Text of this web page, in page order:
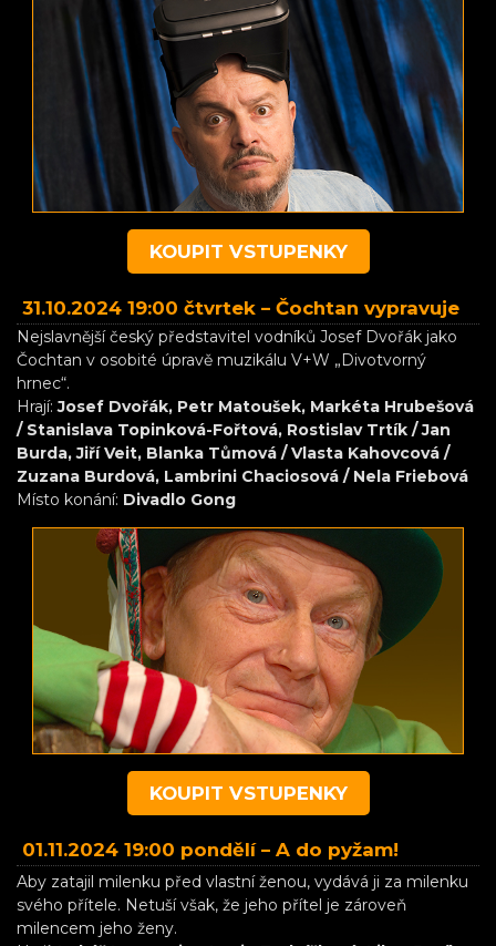
KOUPIT VSTUPENKY
31.10.2024 19:00 čtvrtek – Čochtan vypravuje
Nejslavnější český představitel vodníků Josef Dvořák jako
Čochtan v osobité úpravě muzikálu V+W „Divotvorný
hrnec“.
Hrají:Josef Dvořák, Petr Matoušek, Markéta Hrubešová
/ Stanislava Topinková-Fořtová, Rostislav Trtík / Jan
Burda, Jiří Veit, Blanka Tůmová / Vlasta Kahovcová /
Zuzana Burdová, Lambrini Chaciosová / Nela Friebová
Místo konání: Divadlo Gong
KOUPIT VSTUPENKY
01.11.2024 19:00 pondělí – A do pyžam!
Aby zatajil milenku před vlastní ženou, vydává ji za milenku
svého přítele. Netuší však, že jeho přítel je zároveň
milencem jeho ženy.